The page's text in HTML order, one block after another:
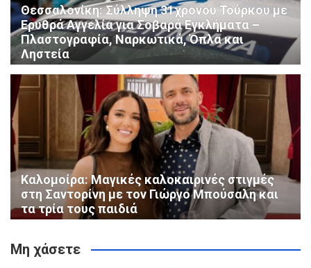
Θεσσαλονίκη: Σύλληψη 31χρονου Τούρκου με
Ερυθρά Αγγελία για Σοβαρά Εγκλήματα –
Πλαστογραφία, Ναρκωτικά, Όπλα και
Ληστεία
Καλομοίρα: Μαγικές καλοκαιρινές στιγμές
στη Σαντορίνη με τον Γιώργο Μπούσαλη και
τα τρία τους παιδιά
Μη χάσετε